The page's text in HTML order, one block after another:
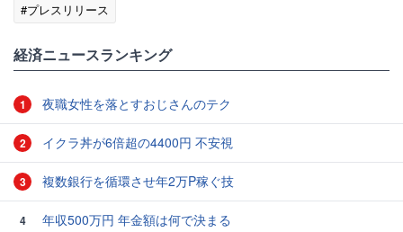
#プレスリリース
経済ニュースランキング
1 夜職女性を落とすおじさんのテク
2 イクラ丼が6倍超の4400円 不安視
3 複数銀行を循環させ年2万P稼ぐ技
4 年収500万円 年金額は何で決まる